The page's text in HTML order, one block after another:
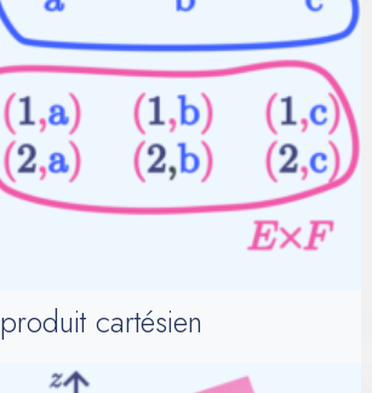
produit cartésien